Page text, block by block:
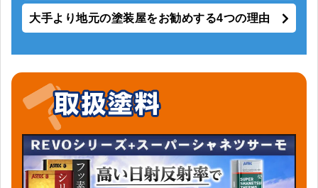
大手より地元の塗装屋をお勧めする4つの理由